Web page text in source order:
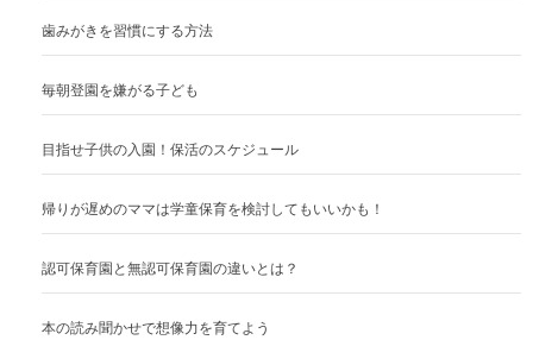
歯みがきを習慣にする方法
毎朝登園を嫌がる子ども
目指せ子供の入園！保活のスケジュール
帰りが遅めのママは学童保育を検討してもいいかも！
認可保育園と無認可保育園の違いとは？
本の読み聞かせで想像力を育てよう